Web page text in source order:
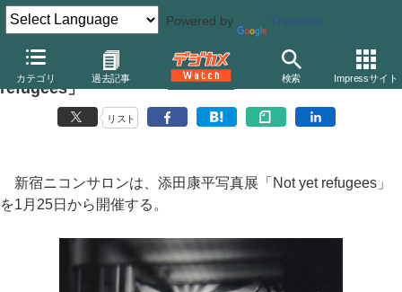
Powered by Translate
カテゴリ 過去記事 検索 Impressサイト
新宿ニコンサロン、添田康平写真展「Not yet
refugees」
リスト
新宿ニコンサロンは、添田康平写真展「Not yet refugees」
を1月25日から開催する。